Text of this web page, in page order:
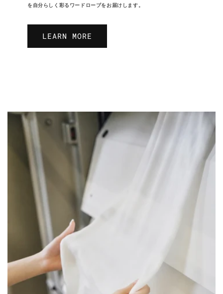
を自分らしく彩るワードローブをお届けします。
LEARN MORE